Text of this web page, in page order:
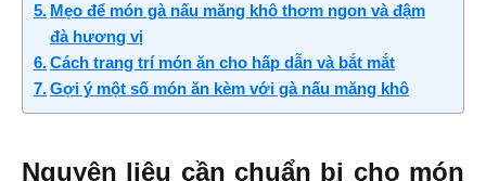
Mẹo để món gà nấu măng khô thơm ngon và đậm
đà hương vị
Cách trang trí món ăn cho hấp dẫn và bắt mắt
Gợi ý một số món ăn kèm với gà nấu măng khô
Nguyên liệu cần chuẩn bị cho món